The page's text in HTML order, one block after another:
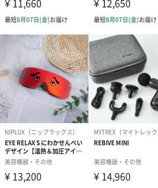
ABS／合金
入力
DC5V／1A（USB Type
消費電力
約10W
充電時間
約1.5時間
連続使用時間
約40分
※使用環境／使用モード
自動OFF機能
連続 約15分
使用電池
リチウムイオンバッテリー
3.7V／660mAh
注意事項
ご使用に当たって